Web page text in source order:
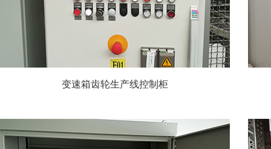
变速箱齿轮生产线控制柜